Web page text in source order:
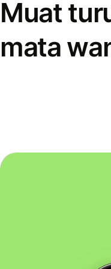
Muat
mata